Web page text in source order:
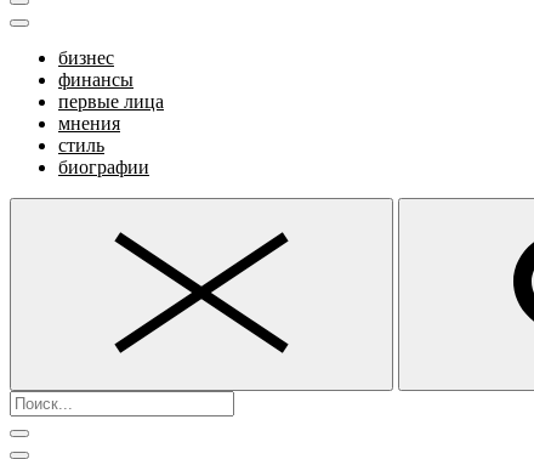
бизнес
финансы
первые лица
мнения
стиль
биографии